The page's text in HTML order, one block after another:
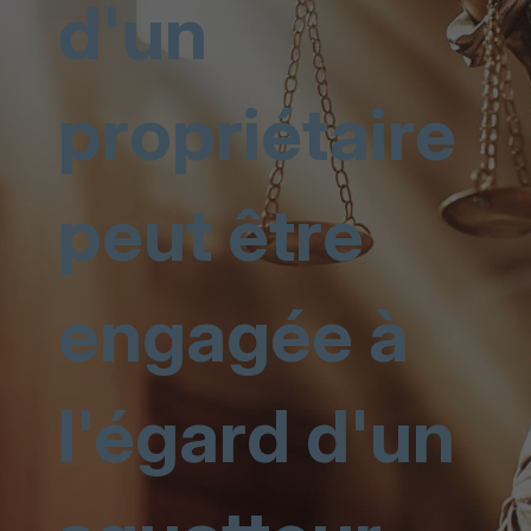
d'un
propriétaire
peut être
engagée à
l'égard d'un